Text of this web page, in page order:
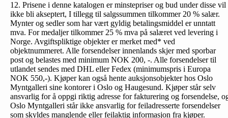
12. Prisene i denne katalogen er minstepriser og bud under disse vil
ikke bli akseptert, I tillegg til salgssummen tilkommer 20 % salær.
Mynter og sedler som har vært gyldig betalingsmiddel er unntatt
mva. For medaljer tilkommer 25 % mva på salæret ved levering i
Norge. Avgiftspliktige objekter er merket med* ved
objektnummeret. Alle forsendelser innenlands skjer med sporbar
post og belastes med minimum NOK 200, -. Alle forsendelser til
utlandet sendes med DHL eller Fedex (minimumspris i Europa
NOK 550,-). Kjøper kan også hente auksjonsobjekter hos Oslo
Myntgalleri sine kontorer i Oslo og Haugesund. Kjøper står selv
ansvarlig for å oppgi riktig adresse for fakturering og forsendelse,
Oslo Myntgalleri står ikke ansvarlig for feiladresserte forsendelser
som skyldes manglende eller feilaktig informasjon fra kjøper.